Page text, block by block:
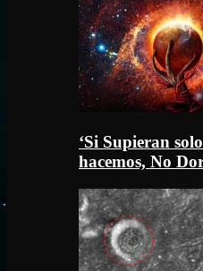
‘Si Supieran
hacemos, No